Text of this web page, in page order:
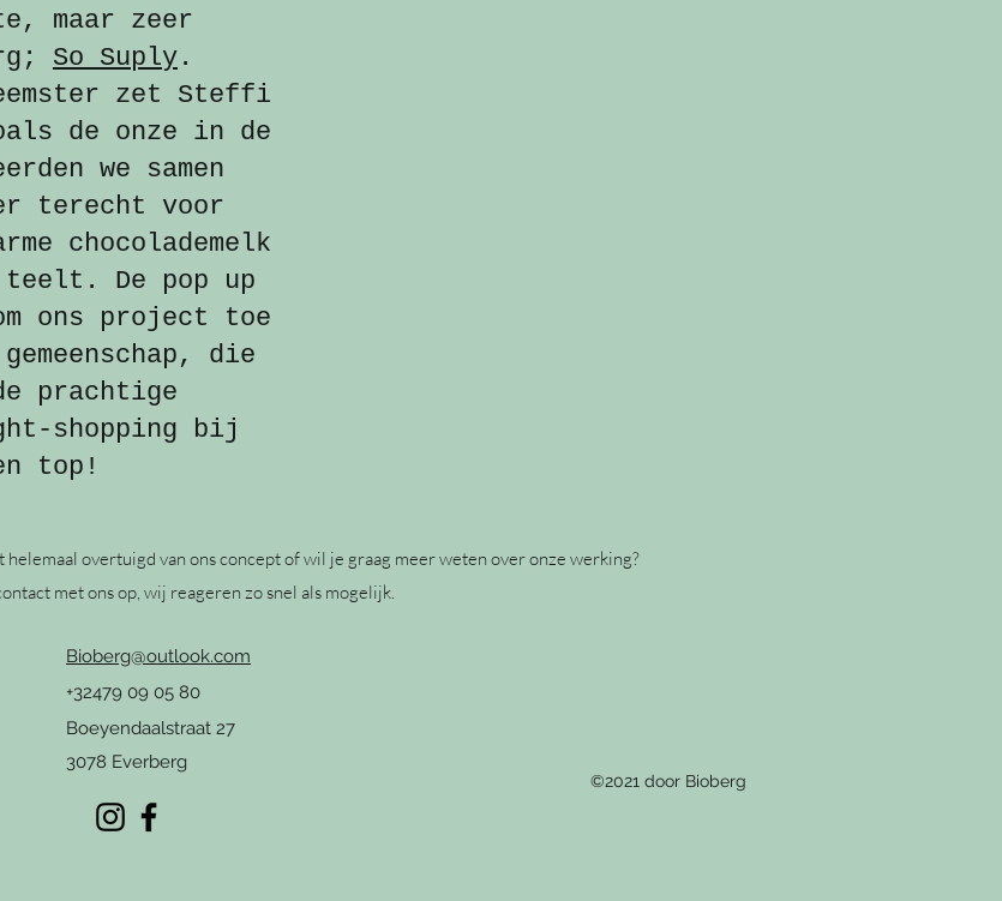
maar zeer
So Suply .
zet Steffi
de onze in de
we samen
terecht voor
chocolademelk
teelt. De pop up
ons project toe
die
prachtige
shopping bij
top!
helemaal overtuigd van ons concept of wil je graag meer weten over onze werking?
met ons op, wij reageren zo snel als mogelijk.
Bioberg@outlook.com
+32479 09 05 80
Boeyendaalstraat 27
3078 Everberg
©2021 door Bioberg